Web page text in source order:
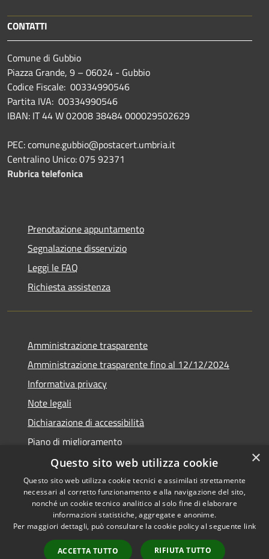
CONTATTI
Comune di Gubbio
Piazza Grande, 9 – 06024 - Gubbio
Codice Fiscale: 00334990546
Partita IVA: 00334990546
IBAN: IT 44 W 02008 38484 000029502629
PEC: comune.gubbio@postacert.umbria.it
Centralino Unico: 075 92371
Rubrica telefonica
Prenotazione appuntamento
Segnalazione disservizio
Leggi le FAQ
Richiesta assistenza
Amministrazione trasparente
Amministrazione trasparente fino al 12/12/2024
Informativa privacy
Note legali
Dichiarazione di accessibilità
Piano di miglioramento
Accessibility
Privacy
Copyright © 2026 • Town of •
Powered byMunicipium
Admin access
×
Questo sito web utilizza cookie
Questo sito web utilizza cookie tecnici e assimilati strettamente
necessari al corretto funzionamento e alla navigazione del sito,
nonché un cookie tecnico analitico al solo fine di elaborare
informazioni statistiche, aggregate e anonime.
Per maggiori dettagli, può consultare la cookie policy al seguente link
ACCETTA TUTTO RIFIUTA TUTTO